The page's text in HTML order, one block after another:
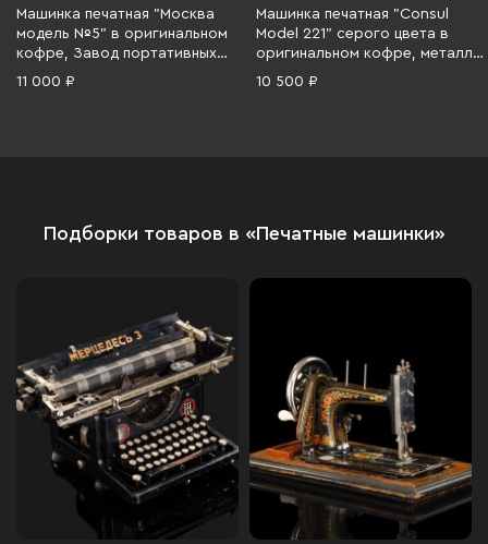
Машинка печатная "Москва
модель №5" в оригинальном
кофре, Завод портативных
пишущих машин, металл,
11 000 ₽
Машинка печатная "Consul
Model 221" серого цвета в
оригинальном кофре, металл,
полимерный материал,
10 500 ₽
Подборки товаров в «Печатные машинки»